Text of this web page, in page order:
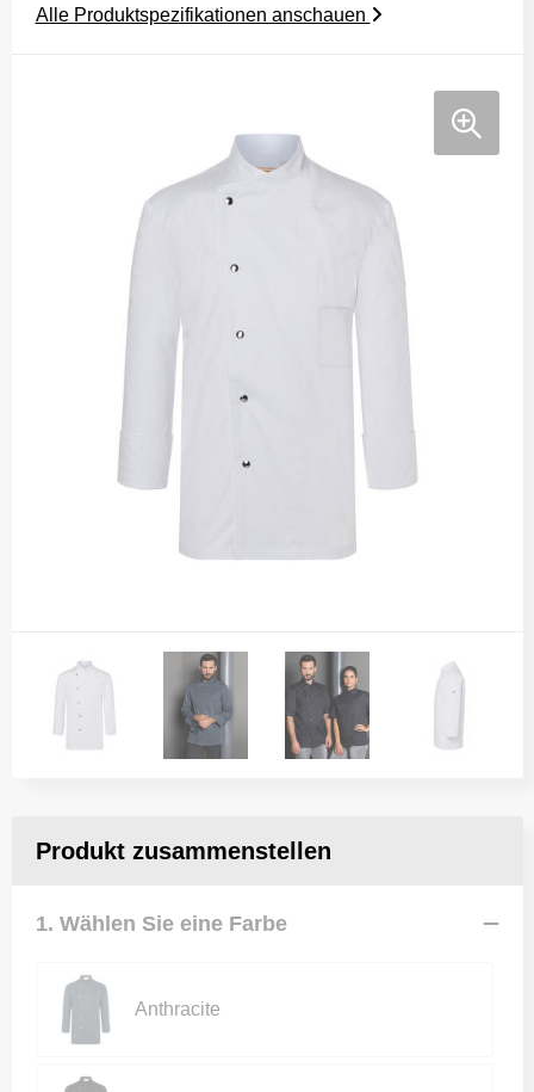
Alle Produktspezifikationen anschauen
Produkt zusammenstellen
1. Wählen Sie eine Farbe
Anthracite